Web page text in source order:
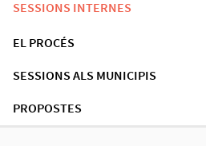
SESSIONS INTERNES
EL PROCÉS
SESSIONS ALS MUNICIPIS
PROPOSTES